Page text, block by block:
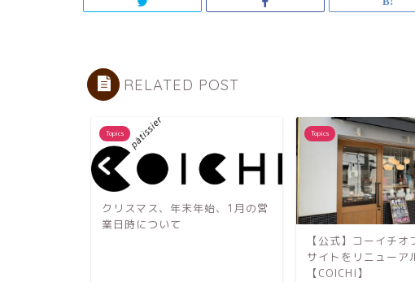
RELATED POST
Topics
クリスマス、年末年始、1月の営
業日時について
Topics
【公式】コーイチオ
サイトをリニューア
【COICHI】